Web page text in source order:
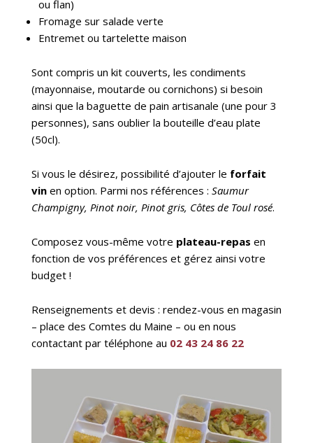
ou flan)
Fromage sur salade verte
Entremet ou tartelette maison
Sont compris un kit couverts, les condiments
(mayonnaise, moutarde ou cornichons) si besoin
ainsi que la baguette de pain artisanale (une pour 3
personnes), sans oublier la bouteille d’eau plate
(50cl).
Si vous le désirez, possibilité d’ajouter le forfait
vinen option. Parmi nos références : Saumur
Champigny, Pinot noir, Pinot gris, Côtes de Toul rosé.
Composez vous-même votre plateau-repas en
fonction de vos préférences et gérez ainsi votre
budget !
Renseignements et devis : rendez-vous en magasin
– place des Comtes du Maine – ou en nous
contactant par téléphone au 02 43 24 86 22